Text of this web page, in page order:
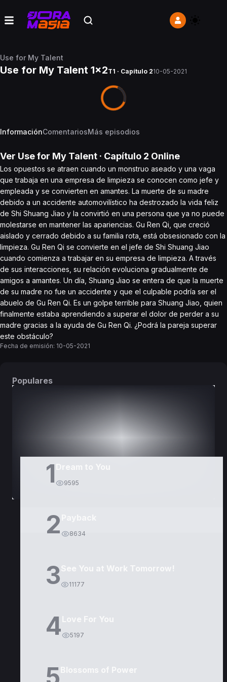
Use for My Talent
Use for My Talent 1x2T1 · Capítulo 210-05-2021
InformaciónComentariosMás episodios
Ver Use for My Talent · Capítulo 2 Online
Los opuestos se atraen cuando un monstruo aseado y una vaga
que trabaja en una empresa de limpieza se conocen como jefe y
empleada y se convierten en amantes. La muerte de su madre
debido a un accidente automovilístico ha destrozado la vida feliz
de Shi Shuang Jiao y la convirtió en una persona que ya no puede
molestarse en mantener las apariencias. Gu Ren Qi, que creció
aislado y cerrado debido a su familia rota, está obsesionado con la
limpieza. Gu Ren Qi se convierte en el jefe de Shi Shuang Jiao
cuando comienza a trabajar en su empresa de limpieza. A través
de sus interacciones, su relación evoluciona gradualmente de
amigos a amantes. Un día, Shuang Jiao se entera de que la muerte
de su madre no fue un accidente y que el culpable podría ser el
abuelo de Gu Ren Qi. Es un golpe terrible para Shuang Jiao, quien
finalmente estaba aprendiendo a superar el dolor de perder a su
madre gracias a la ayuda de Gu Ren Qi. ¿Podrá la pareja superar
este obstáculo?
Fecha de emisión: 10-05-2021
Populares
1 9595
2 8634
3See You at Work Tomorrow!
11177
4Love For You
5197
Blossoms of Power